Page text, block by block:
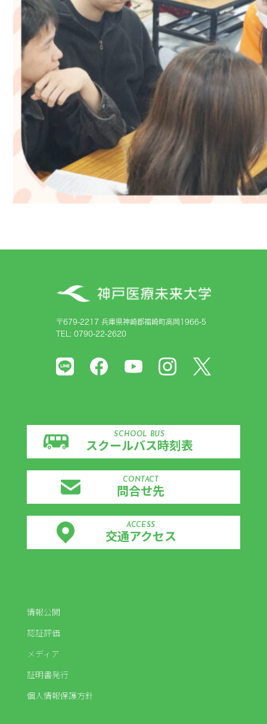
〒679-2217 兵庫県神崎郡福崎町高岡1966-5
TEL: 0790-22-2620
SCHOOL BUS
スクールバス時刻表
CONTACT
問合せ先
ACCESS
交通アクセス
情報公開
認証評価
メディア
証明書発行
個人情報保護方針